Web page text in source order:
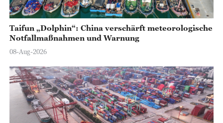
Taifun „Dolphin“: China verschärft meteorologische
Notfallmaßnahmen und Warnung
08-Aug-2026